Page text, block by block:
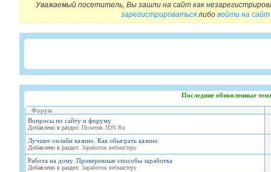
Уважаемый посетитель, Вы зашли на сайт как
зарегистрироватьсялибо войти на сайт
Последние обновленные
Форум
Вопросы по сайту и форуму
Добавлено в раздел: Позитив.3DN.Ru
Лучшее онлайн казино. Как обыграть казино
Добавлено в раздел: Заработок вебмастеру
Работа на дому. Проверенные способы заработка
Добавлено в раздел: Заработок вебмастеру